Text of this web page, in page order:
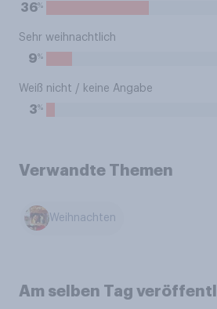
36%
Sehr weihnachtlich
9%
Weiß nicht / keine Angabe
3%
Verwandte Themen
Weihnachten
Am selben Tag